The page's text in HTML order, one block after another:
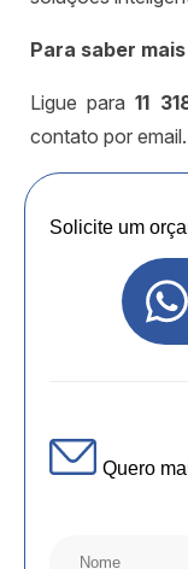
Para saber
Ligue para11
contato por email.
Solicite um
Quero